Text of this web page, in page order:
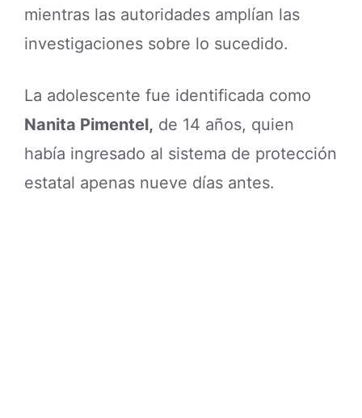
mientras las autoridades amplían las
investigaciones sobre lo sucedido.
La adolescente fue identificada como
Nanita Pimentel, de 14 años, quien
había ingresado al sistema de protección
estatal apenas nueve días antes.